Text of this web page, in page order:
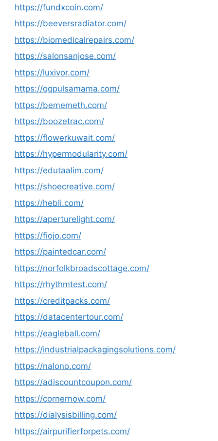
https://fundxcoin.com/
https://beeversradiator.com/
https://biomedicalrepairs.com/
https://salonsanjose.com/
https://luxivor.com/
https://qqpulsamama.com/
https://bememeth.com/
https://boozetrac.com/
https://flowerkuwait.com/
https://hypermodularity.com/
https://edutaalim.com/
https://shoecreative.com/
https://hebli.com/
https://aperturelight.com/
https://fiojo.com/
https://paintedcar.com/
https://norfolkbroadscottage.com/
https://rhythmtest.com/
https://creditpacks.com/
https://datacentertour.com/
https://eagleball.com/
https://industrialpackagingsolutions.com/
https://nalono.com/
https://adiscountcoupon.com/
https://cornernow.com/
https://dialysisbilling.com/
https://airpurifierforpets.com/